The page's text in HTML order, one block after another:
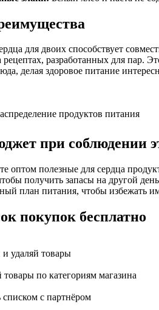
для двоих способствует
рецептах, разработанных для пар.
делая здоровое питание
продуктов питания
при соблюдении
оптом полезные для сердца
получить запасы на другой
план питания, чтобы избежать
покупок бесплатно
и удаляй товары
по категориям магазина
с партнёром